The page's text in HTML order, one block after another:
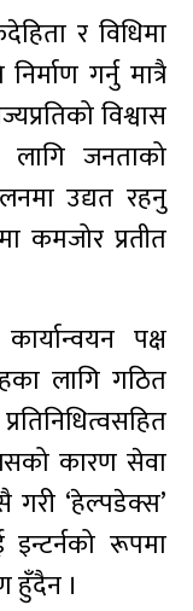
र विधिमा
गर्नु मात्रै
विश्वास
जनताको
उद्यत रहनु
कमजोर प्रतीत
पक्ष
लागि गठित
कारण सेवा
‘हेल्पडेक्स’
इन्टर्नको रूपमा
हुँदैन ।